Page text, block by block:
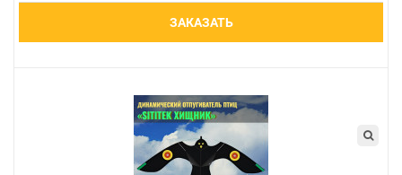
ЗАКАЗАТЬ